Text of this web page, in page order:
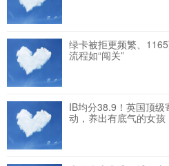
绿卡被拒更频繁、
流程如“闯关”
IB均分38.9！英国顶
动，养出有底气的女孩